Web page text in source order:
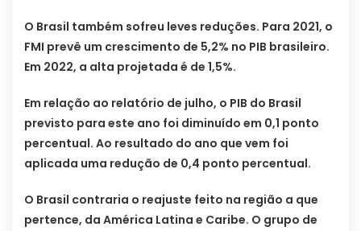
O Brasil também sofreu leves reduções. Para 2021, o
FMI prevê um crescimento de 5,2% no PIB brasileiro.
Em 2022, a alta projetada é de 1,5%.
Em relação ao relatório de julho, o PIB do Brasil
previsto para este ano foi diminuído em 0,1 ponto
percentual. Ao resultado do ano que vem foi
aplicada uma redução de 0,4 ponto percentual.
O Brasil contraria o reajuste feito na região a que
pertence, da América Latina e Caribe. O grupo de